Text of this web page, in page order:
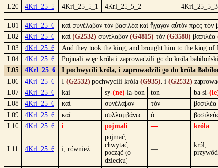
L20
4Krl_25_5 4Krl_25_5_1 4Krl_25_5_2 4Krl_25_5_3
L01 4Krl_25_6
καὶ συνέλαβον τὸν βασιλέα καὶ ἤγαγον αὐτὸν πρὸς
L02
4Krl_25_6 καὶ (G2532) συνέλαβον (G4815) τὸν (G3588) βασιλέα
L03
4Krl_25_6
And they took the king, and brought him to the king of
L04
4Krl_25_6
Pojmali więc króla i zaprowadzili go do króla
L05
4Krl_25_6
I pochwycili króla, i zaprowadzili go do króla
L06
4Krl_25_6 I (G2532) pochwycili króla (G935), i (G2532)
L07
4Krl_25_6 kai sy-(ne)-la-bon ton ba-si-
L08
4Krl_25_6 καὶ συνέλαβον τὸν
βασιλέα
L09
4Krl_25_6 καί συλλαμβάνω ὁ
L10
4Krl_25_6 i pojmali — króla
L11 4Krl_25_6 i, również
pojmać,
chwytać;
począć (o
dziecku)
—
król;